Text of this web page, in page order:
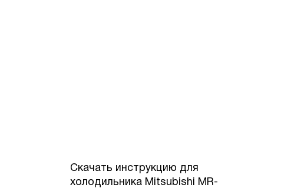
Скачать инструкцию для
холодильника Mitsubishi MR-